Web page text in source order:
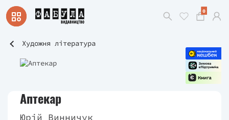
0
Художня література
Аптекар
Юрій Винничук